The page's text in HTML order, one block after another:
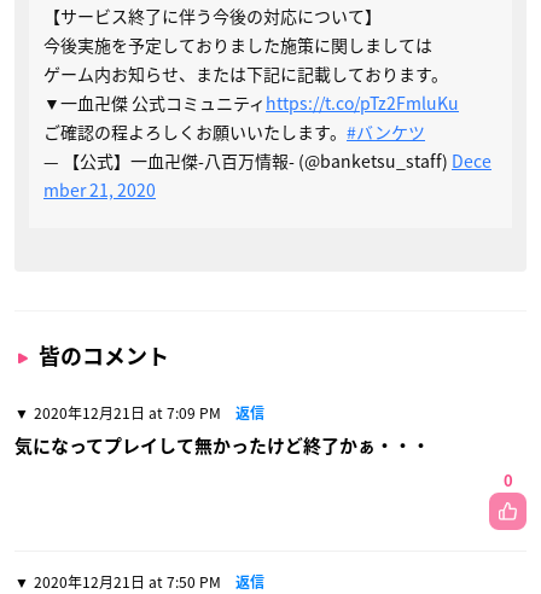
【サービス終了に伴う今後の対応について】
今後実施を予定しておりました施策に関しましては
ゲーム内お知らせ、または下記に記載しております。
▼一血卍傑 公式コミュニティ https://t.co/pTz2FmluKu
ご確認の程よろしくお願いいたします。 #バンケツ
— 【公式】一血卍傑-八百万情報- (@banketsu_staff) Dece
mber 21, 2020
皆のコメント
2020年12月21日 at 7:09 PM 返信
気になってプレイして無かったけど終了かぁ・・・
0
2020年12月21日 at 7:50 PM 返信